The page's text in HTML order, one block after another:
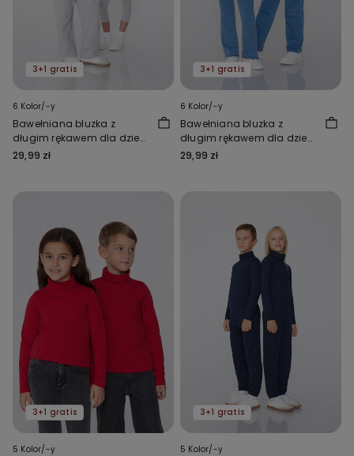
3+1 gratis
6 Kolor/-y
Bawełniana bluzka z
długim rękawem dla dzieci
Unisex
29,99 zł
3+1 gratis
6 Kolor/-y
Bawełniana bluzka z
długim rękawem dla dzieci
Unisex
29,99 zł
3+1 gratis
5 Kolor/-y
3+1 gratis
5 Kolor/-y